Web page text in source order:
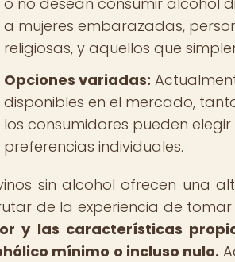
a mujeres embarazadas,
religiosas, y aquellos que
Opciones variadas:
disponibles en el mercado,
los consumidores pueden
preferencias individuales.
sin alcohol ofrecen una
de la experiencia de
y las características
mínimo o incluso nulo.